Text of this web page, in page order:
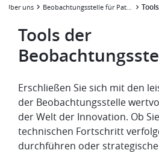
Über uns Beobachtungsstelle für Patente und Technologie
Tools der
Erschließen Sie sich mit den
der Beobachtungsstelle
der Welt der Innovation. Ob
technischen Fortschritt
durchführen oder